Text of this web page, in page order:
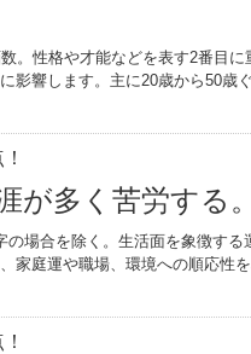
。性格や才能などを表す2番目に
影響します。主に20歳から50歳
が多く苦労する。
場合を除く。生活面を象徴する
家庭運や職場、環境への順応性